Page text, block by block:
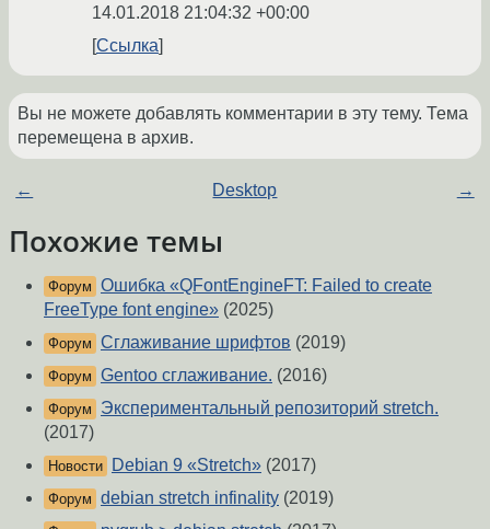
14.01.2018 21:04:32 +00:00
Ссылка
Вы не можете добавлять комментарии в эту тему. Тема
перемещена в архив.
← Desktop →
Похожие темы
Форум Ошибка «QFontEngineFT: Failed to create
FreeType font engine» (2025)
Форум Сглаживание шрифтов (2019)
Форум Gentoo сглаживание. (2016)
Форум
Экспериментальный репозиторий stretch.
(2017)
Новости Debian 9 «Stretch» (2017)
Форум debian stretch infinality (2019)